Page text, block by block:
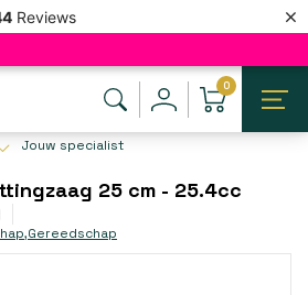
Reviews ×
0
Jouw specialist
25 cm - 25.4cc
,Gereedschap